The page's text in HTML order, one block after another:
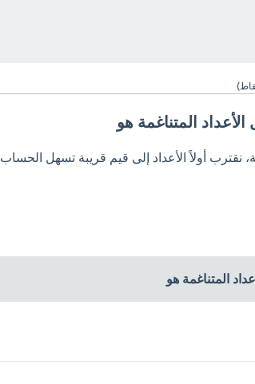
نقترب أولاً الأعداد إلى قيم قريبة تسهل الحساب.